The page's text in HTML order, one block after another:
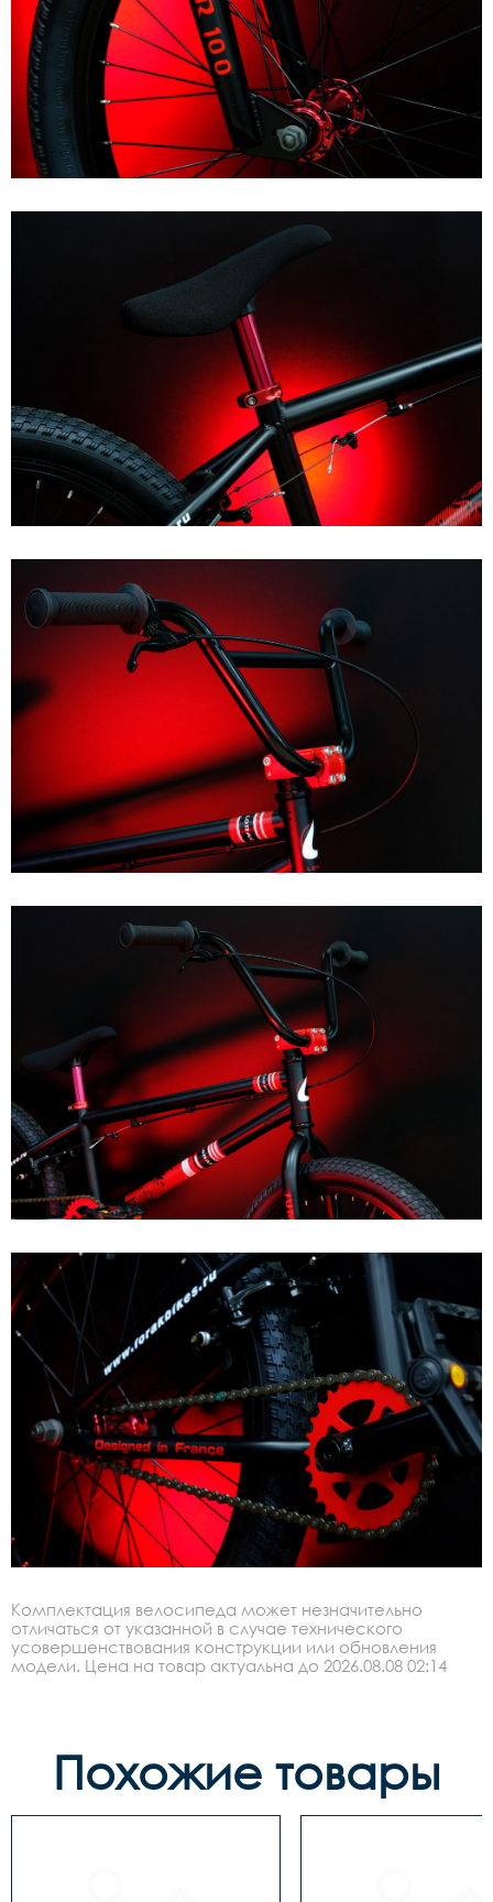
Комплектация велосипеда может незначительно
отличаться от указанной в случае технического
усовершенствования конструкции или обновления
модели. Цена на товар актуальна до 2026.08.08 02:14
Похожие товары